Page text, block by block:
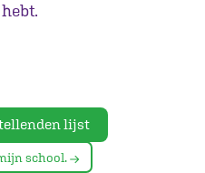
lijst
school.